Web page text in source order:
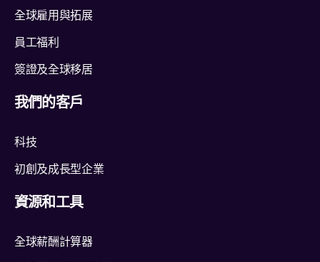
全球雇用與拓展
員工福利
簽證及全球移居
我們的客戶
科技
初創及成長型企業
資源和工具
全球薪酬計算器